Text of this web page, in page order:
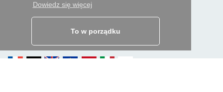
Dowiedz się więcej
To w porządku
Kim jesteśmy?
Dane osobowe
ORAZ NA ŚWIECIE: